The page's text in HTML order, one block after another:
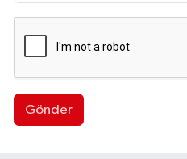
Gönder